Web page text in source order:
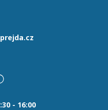
- 16:00